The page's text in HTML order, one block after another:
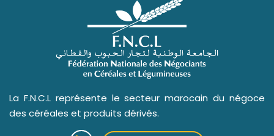
La F.N.C.L représente le secteur marocain du négoce
des céréales et produits dérivés.